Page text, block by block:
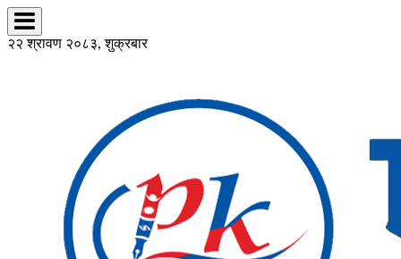
२२ श्रावण २०८३, शुक्रबार